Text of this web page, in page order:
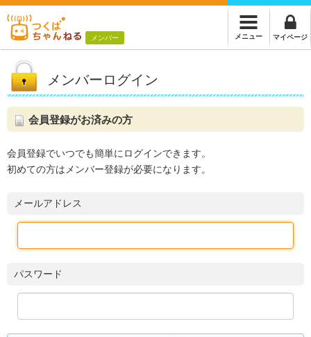
メンバー メニュー マイページ
メンバーログイン
会員登録がお済みの方
会員登録でいつでも簡単にログインできます。
初めての方はメンバー登録が必要になります。
メールアドレス
パスワード